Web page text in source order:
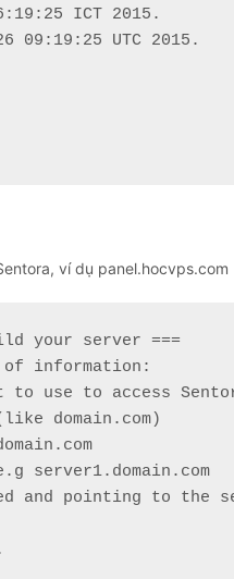
ICT 2015.
09:19:25 UTC 2015.
ví dụ panel.hocvps.com
your server ===
information:
to use to access
domain.com)
server1.domain.com
and pointing to the